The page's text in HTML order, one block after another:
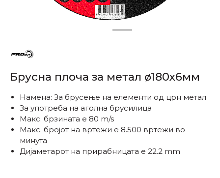
2
Брусна плоча за метал ø180x6мм
Намена: За брусење на елементи од црн метал
За употреба на аголна брусилица
Макс. брзината е 80 m/s
Макс. бројот на вртежи е 8.500 вртежи во
минута
Дијаметарот на прирабницата е 22.2 mm